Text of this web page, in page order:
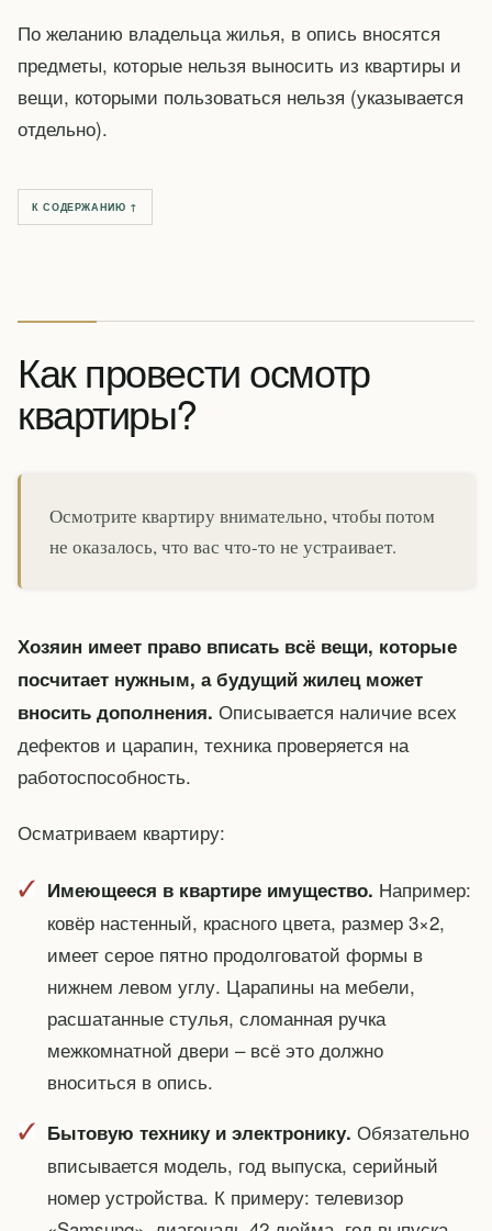
По желанию владельца жилья, в опись вносятся
предметы, которые нельзя выносить из квартиры и
вещи, которыми пользоваться нельзя (указывается
отдельно).
К СОДЕРЖАНИЮ ↑
Как провести осмотр
квартиры?
Осмотрите квартиру внимательно, чтобы потом
не оказалось, что вас что-то не устраивает.
Хозяин имеет право вписать всё вещи, которые
посчитает нужным, а будущий жилец может
вносить дополнения. Описывается наличие всех
дефектов и царапин, техника проверяется на
работоспособность.
Осматриваем квартиру:
Имеющееся в квартире имущество. Например:
ковёр настенный, красного цвета, размер 3×2,
имеет серое пятно продолговатой формы в
нижнем левом углу. Царапины на мебели,
расшатанные стулья, сломанная ручка
межкомнатной двери – всё это должно
вноситься в опись.
Бытовую технику и электронику. Обязательно
вписывается модель, год выпуска, серийный
номер устройства. К примеру: телевизор